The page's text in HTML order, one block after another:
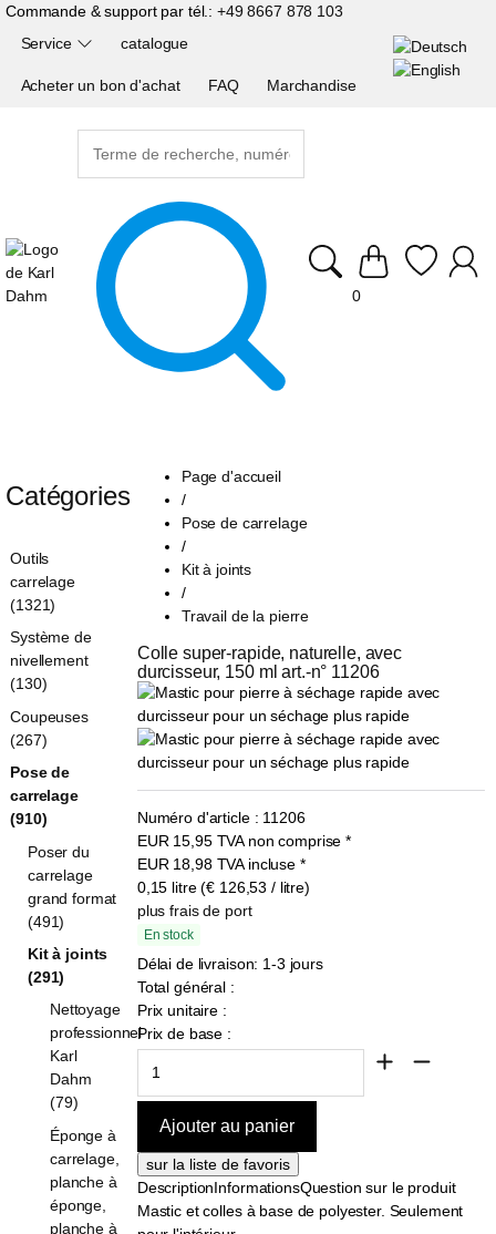
Commande & support par tél.: +49 8667 878 103
Service catalogue
Acheter un bon d'achat FAQ Marchandise
0
Page d'accueil
/
Pose de carrelage
/
Kit à joints
/
Travail de la pierre
Colle super-rapide, naturelle, avec
durcisseur, 150 ml art.-n° 11206
Numéro d'article : 11206
EUR 15,95 TVA non comprise *
EUR 18,98 TVA incluse *
0,15 litre (€ 126,53 / litre)
plus frais de port
En stock
Délai de livraison: 1-3 jours
Total général :
Prix unitaire :
Prix de base :
DescriptionInformationsQuestion sur le produit
Mastic et colles à base de polyester. Seulement
Catégories
Outils
carrelage
(1321)
Système de
nivellement
(130)
Coupeuses
(267)
Pose de
carrelage
(910)
Poser du
carrelage
grand format
(491)
Kit à joints
(291)
Nettoyage
professionnel
Karl
Dahm
(79)
Éponge à
carrelage,
planche à
éponge,
planche à